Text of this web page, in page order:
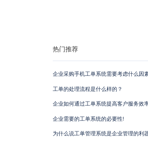
热门推荐
企业采购手机工单系统需要考虑什么因
工单的处理流程是什么样的？
企业如何通过工单系统提高客户服务效
企业需要的工单系统的必要性!
为什么说工单管理系统是企业管理的利